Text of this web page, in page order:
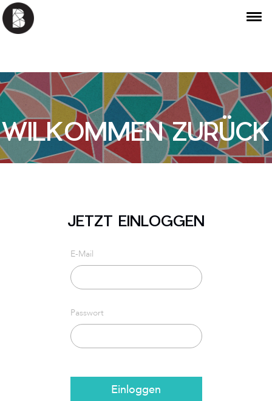
WILKOMMEN ZURÜCK
JETZT EINLOGGEN
E-Mail
Passwort
Einloggen